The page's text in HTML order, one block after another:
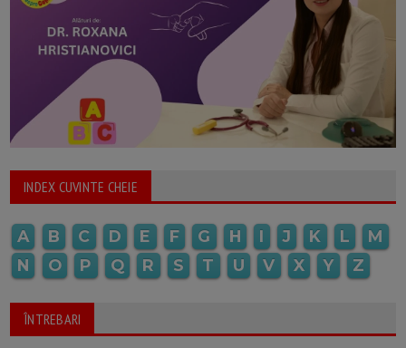
INDEX CUVINTE CHEIE
A B C D E F G H I J K L
M
N
O P Q R S T U V X Y Z
ÎNTREBARI